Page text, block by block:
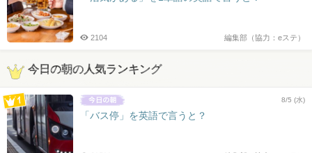
編集部（協力：eステ）
2104
今日の朝の人気ランキング
8/5 (水)
「バス停」を英語で言うと？